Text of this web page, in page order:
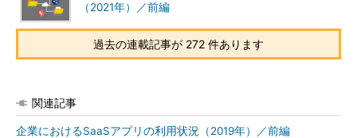
（2021年）／前編
過去の連載記事が 272 件あります
関連記事
企業におけるSaaSアプリの利用状況（2019年）／前編